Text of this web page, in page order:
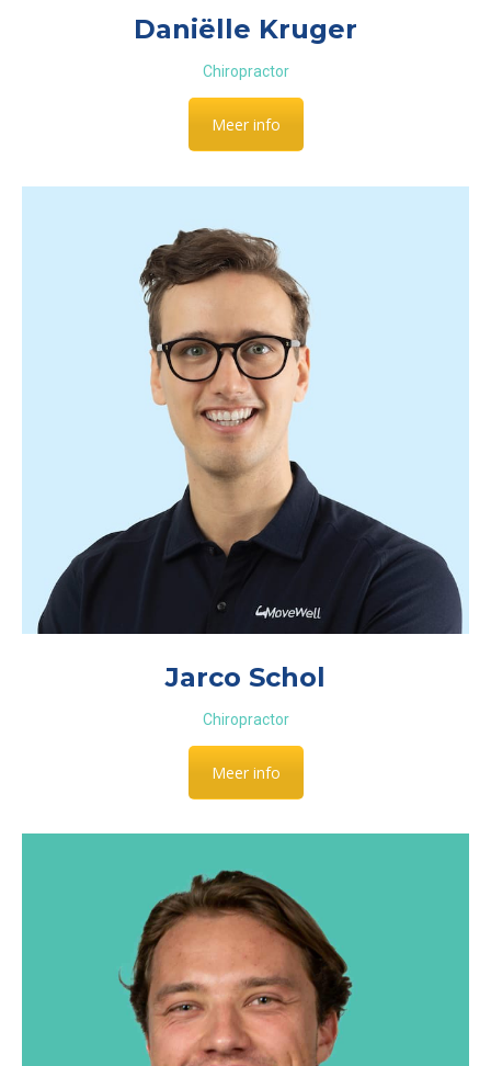
Daniëlle Kruger
Chiropractor
Meer info
Jarco Schol
Chiropractor
Meer info